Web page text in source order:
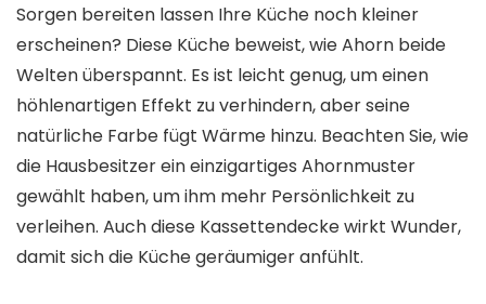
Sorgen bereiten lassen Ihre Küche noch kleiner
erscheinen? Diese Küche beweist, wie Ahorn beide
Welten überspannt. Es ist leicht genug, um einen
höhlenartigen Effekt zu verhindern, aber seine
natürliche Farbe fügt Wärme hinzu. Beachten Sie, wie
die Hausbesitzer ein einzigartiges Ahornmuster
gewählt haben, um ihm mehr Persönlichkeit zu
verleihen. Auch diese Kassettendecke wirkt Wunder,
damit sich die Küche geräumiger anfühlt.